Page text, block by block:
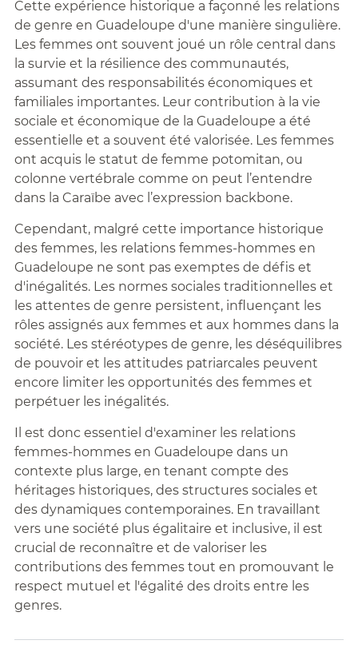
Cette expérience historique a façonné les relations
de genre en Guadeloupe d'une manière singulière.
Les femmes ont souvent joué un rôle central dans
la survie et la résilience des communautés,
assumant des responsabilités économiques et
familiales importantes. Leur contribution à la vie
sociale et économique de la Guadeloupe a été
essentielle et a souvent été valorisée. Les femmes
ont acquis le statut de femme potomitan, ou
colonne vertébrale comme on peut l’entendre
dans la Caraïbe avec l’expression backbone.
Cependant, malgré cette importance historique
des femmes, les relations femmes-hommes en
Guadeloupe ne sont pas exemptes de défis et
d'inégalités. Les normes sociales traditionnelles et
les attentes de genre persistent, influençant les
rôles assignés aux femmes et aux hommes dans la
société. Les stéréotypes de genre, les déséquilibres
de pouvoir et les attitudes patriarcales peuvent
encore limiter les opportunités des femmes et
perpétuer les inégalités.
Il est donc essentiel d'examiner les relations
femmes-hommes en Guadeloupe dans un
contexte plus large, en tenant compte des
héritages historiques, des structures sociales et
des dynamiques contemporaines. En travaillant
vers une société plus égalitaire et inclusive, il est
crucial de reconnaître et de valoriser les
contributions des femmes tout en promouvant le
respect mutuel et l'égalité des droits entre les
genres.